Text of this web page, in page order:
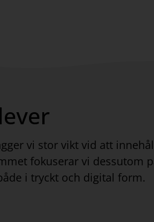
vi stor vikt vid att
fokuserar vi dessutom
i tryckt och digital form.